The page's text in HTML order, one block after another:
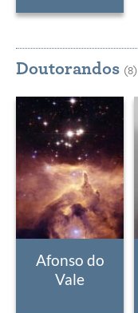
Doutorandos (8)
Afonso do
Vale